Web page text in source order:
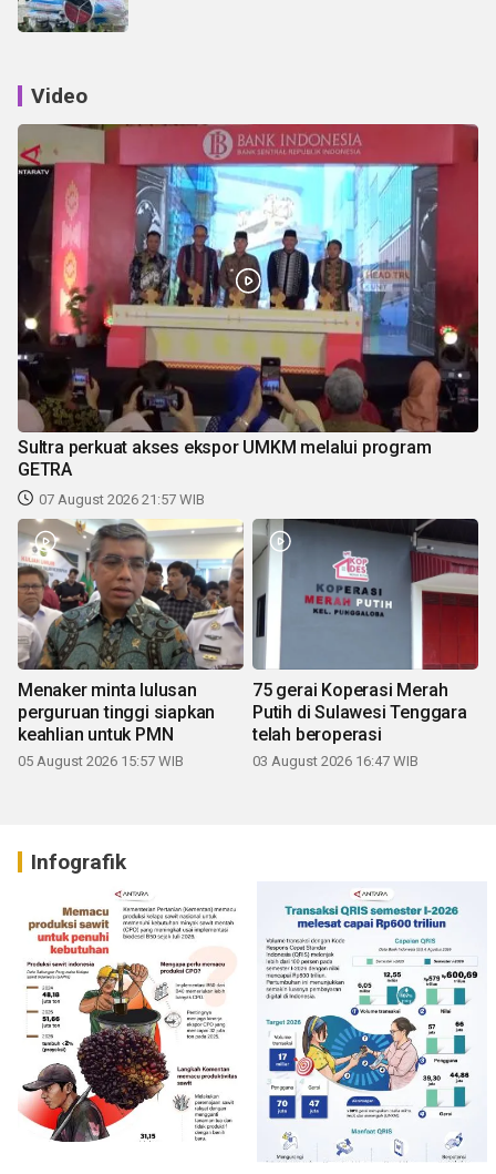
Video
Sultra perkuat akses ekspor UMKM melalui program
GETRA
07 August 2026 21:57 WIB
Menaker minta lulusan
perguruan tinggi siapkan
keahlian untuk PMN
05 August 2026 15:57 WIB
75 gerai Koperasi Merah
Putih di Sulawesi Tenggara
telah beroperasi
03 August 2026 16:47 WIB
Infografik